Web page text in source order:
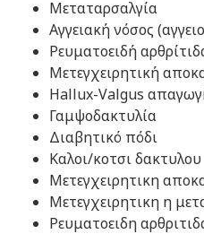
Μεταταρσαλγία
Αγγειακή νόσος
Ρευματοειδή
Μετεγχειρητική
Hallux-Valgus
Γαμψοδακτυλία
Διαβητικό πόδι
Καλοι/κοτσι δακτυλου
Μετεγχειρητικη
Μετεγχειρητικη η
Ρευματοειδη